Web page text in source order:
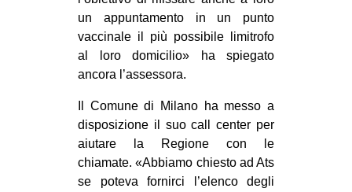
un appuntamento in un punto
vaccinale il più possibile limitrofo
al loro domicilio» ha spiegato
ancora l’assessora.
Il Comune di Milano ha messo a
disposizione il suo call center per
aiutare la Regione con le
chiamate. «Abbiamo chiesto ad Ats
se poteva fornirci l’elenco degli